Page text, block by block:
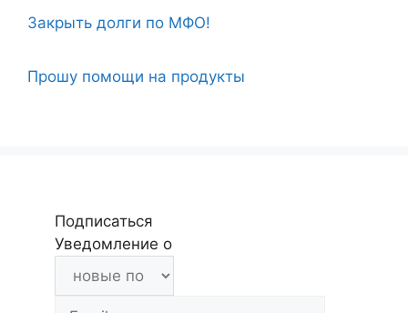
Закрыть долги по МФО!
Прошу помощи на продукты
Подписаться
Уведомление о